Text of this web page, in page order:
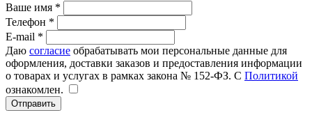
Ваше имя *
Телефон *
E-mail *
Даю согласие обрабатывать мои персональные данные для
оформления, доставки заказов и предоставления информации
о товарах и услугах в рамках закона № 152-ФЗ. С Политикой
ознакомлен.
Отправить